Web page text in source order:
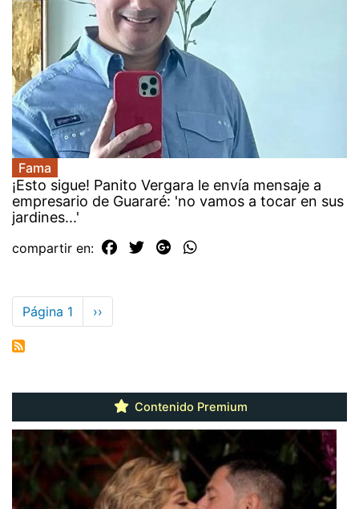
Fama
¡Esto sigue! Panito Vergara le envía mensaje a
empresario de Guararé: 'no vamos a tocar en sus
jardines...'
compartir en:
Paginación
Página 1
Siguiente
página
››
Contenido Premium